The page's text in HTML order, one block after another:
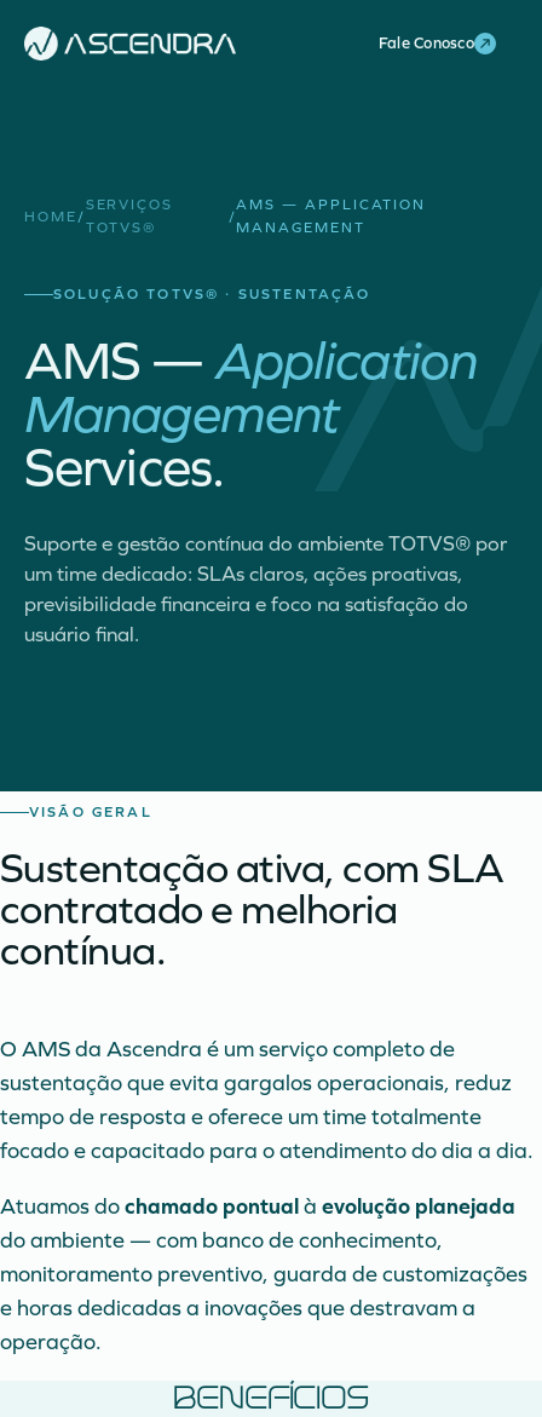
Fale Conosco
HOME /
SERVIÇOS
TOTVS®
/
AMS — APPLICATION
MANAGEMENT
SOLUÇÃO TOTVS® · SUSTENTAÇÃO
AMS — Application
Management
Services.
Suporte e gestão contínua do ambiente TOTVS® por
um time dedicado: SLAs claros, ações proativas,
previsibilidade financeira e foco na satisfação do
usuário final.
VISÃO GERAL
Sustentação ativa, com SLA
contratado e melhoria
contínua.
O AMS da Ascendra é um serviço completo de
sustentação que evita gargalos operacionais, reduz
tempo de resposta e oferece um time totalmente
focado e capacitado para o atendimento do dia a dia.
Atuamos dochamado pontualà evolução planejada
do ambiente — com banco de conhecimento,
monitoramento preventivo, guarda de customizações
e horas dedicadas a inovações que destravam a
operação.
Benefícios